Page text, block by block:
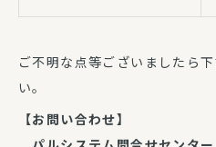
ご不明な点等ございましたら
い。
【お問い合わせ】